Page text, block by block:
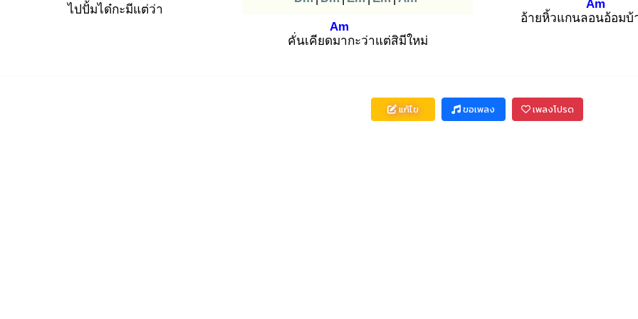
ไปปั้มได๋กะมีแต่ว่า
คั่นเคียดมา
Am
กะว่าแต่สิมีใหม่
อ้ายหิ้วแกนลอน
Am
อ้อมบ้
แก้ไข ขอเพลง เพลงโปรด